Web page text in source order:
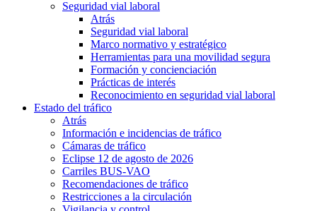
Seguridad vial laboral
Atrás
Seguridad vial laboral
Marco normativo y estratégico
Herramientas para una movilidad segura
Formación y concienciación
Prácticas de interés
Reconocimiento en seguridad vial laboral
Estado del tráfico
Atrás
Información e incidencias de tráfico
Cámaras de tráfico
Eclipse 12 de agosto de 2026
Carriles BUS-VAO
Recomendaciones de tráfico
Restricciones a la circulación